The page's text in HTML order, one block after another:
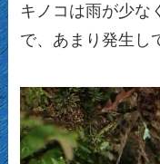
キノコは雨が少な
で、あまり発生し